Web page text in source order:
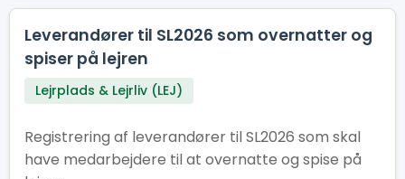
Leverandører til SL2026 som overnatter og
spiser på lejren
Lejrplads & Lejrliv (LEJ)
Registrering af leverandører til SL2026 som skal
have medarbejdere til at overnatte og spise på